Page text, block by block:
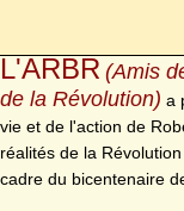
L'ARBR (Amis
de la Révolution) a
vie et de l'action de
réalités de la
cadre du bicentenaire